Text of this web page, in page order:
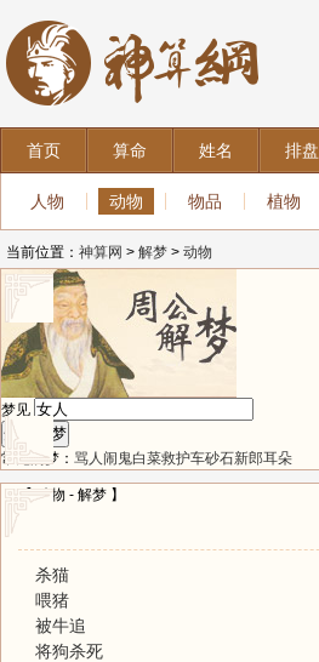
首页 算命 姓名 排盘
人物 动物 物品 植物
当前位置： 神算网 > 解梦 > 动物
梦见
常见的梦： 骂人 闹鬼白菜救护车砂石新郎耳朵
【 动物 - 解梦 】
杀猫
喂猪
被牛追
将狗杀死